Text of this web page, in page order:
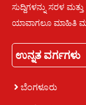
ಸುದ್ದಿಗಳನ್ನು ಸರಳ
ಯಾವಾಗಲೂ ಮಾಹಿತಿ
ಉನ್ನತ ವರ್ಗಗಳು
ಬೆಂಗಳೂರು